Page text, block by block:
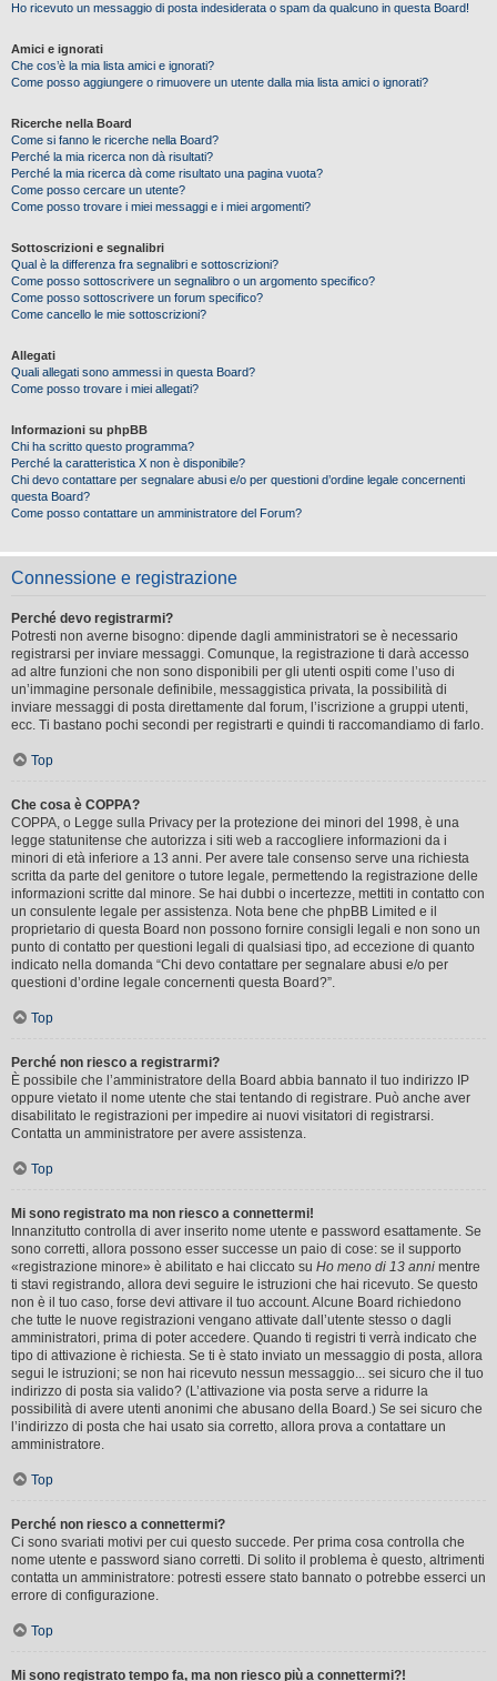
Ho ricevuto un messaggio di posta indesiderata o spam da qualcuno in questa Board!
Amici e ignorati
Che cos’è la mia lista amici e ignorati?
Come posso aggiungere o rimuovere un utente dalla mia lista amici o ignorati?
Ricerche nella Board
Come si fanno le ricerche nella Board?
Perché la mia ricerca non dà risultati?
Perché la mia ricerca dà come risultato una pagina vuota?
Come posso cercare un utente?
Come posso trovare i miei messaggi e i miei argomenti?
Sottoscrizioni e segnalibri
Qual è la differenza fra segnalibri e sottoscrizioni?
Come posso sottoscrivere un segnalibro o un argomento specifico?
Come posso sottoscrivere un forum specifico?
Come cancello le mie sottoscrizioni?
Allegati
Quali allegati sono ammessi in questa Board?
Come posso trovare i miei allegati?
Informazioni su phpBB
Chi ha scritto questo programma?
Perché la caratteristica X non è disponibile?
Chi devo contattare per segnalare abusi e/o per questioni d’ordine legale concernenti
questa Board?
Come posso contattare un amministratore del Forum?
Connessione e registrazione
Perché devo registrarmi?
Potresti non averne bisogno: dipende dagli amministratori se è necessario
registrarsi per inviare messaggi. Comunque, la registrazione ti darà accesso
ad altre funzioni che non sono disponibili per gli utenti ospiti come l’uso di
un’immagine personale definibile, messaggistica privata, la possibilità di
inviare messaggi di posta direttamente dal forum, l’iscrizione a gruppi utenti,
ecc. Ti bastano pochi secondi per registrarti e quindi ti raccomandiamo di farlo.
Top
Che cosa è COPPA?
COPPA, o Legge sulla Privacy per la protezione dei minori del 1998, è una
legge statunitense che autorizza i siti web a raccogliere informazioni da i
minori di età inferiore a 13 anni. Per avere tale consenso serve una richiesta
scritta da parte del genitore o tutore legale, permettendo la registrazione delle
informazioni scritte dal minore. Se hai dubbi o incertezze, mettiti in contatto con
un consulente legale per assistenza. Nota bene che phpBB Limited e il
proprietario di questa Board non possono fornire consigli legali e non sono un
punto di contatto per questioni legali di qualsiasi tipo, ad eccezione di quanto
indicato nella domanda “Chi devo contattare per segnalare abusi e/o per
questioni d’ordine legale concernenti questa Board?”.
Top
Perché non riesco a registrarmi?
È possibile che l’amministratore della Board abbia bannato il tuo indirizzo IP
oppure vietato il nome utente che stai tentando di registrare. Può anche aver
disabilitato le registrazioni per impedire ai nuovi visitatori di registrarsi.
Contatta un amministratore per avere assistenza.
Top
Mi sono registrato ma non riesco a connettermi!
Innanzitutto controlla di aver inserito nome utente e password esattamente. Se
sono corretti, allora possono esser successe un paio di cose: se il supporto
«registrazione minore» è abilitato e hai cliccato su Ho meno di 13 anni mentre
ti stavi registrando, allora devi seguire le istruzioni che hai ricevuto. Se questo
non è il tuo caso, forse devi attivare il tuo account. Alcune Board richiedono
che tutte le nuove registrazioni vengano attivate dall’utente stesso o dagli
amministratori, prima di poter accedere. Quando ti registri ti verrà indicato che
tipo di attivazione è richiesta. Se ti è stato inviato un messaggio di posta, allora
segui le istruzioni; se non hai ricevuto nessun messaggio... sei sicuro che il tuo
indirizzo di posta sia valido? (L’attivazione via posta serve a ridurre la
possibilità di avere utenti anonimi che abusano della Board.) Se sei sicuro che
l’indirizzo di posta che hai usato sia corretto, allora prova a contattare un
amministratore.
Top
Perché non riesco a connettermi?
Ci sono svariati motivi per cui questo succede. Per prima cosa controlla che
nome utente e password siano corretti. Di solito il problema è questo, altrimenti
contatta un amministratore: potresti essere stato bannato o potrebbe esserci un
errore di configurazione.
Top
Mi sono registrato tempo fa, ma non riesco più a connettermi?!